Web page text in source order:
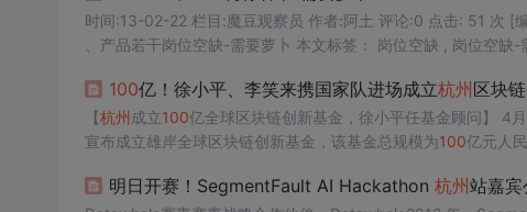
、产品若干岗位空缺-需要萝卜 本文标签： 岗位空缺 , 岗
100亿！徐小平、李笑来携国家队进场成立杭州 区块
【杭州 成立100亿全球区块链创新基金，徐小平任基金顾问】 4
宣布成立雄岸全球区块链创新基金，该基金总规模为100亿元人
闻：将来一定...
明日开赛！SegmentFault AI Hackathon 杭州 站嘉宾